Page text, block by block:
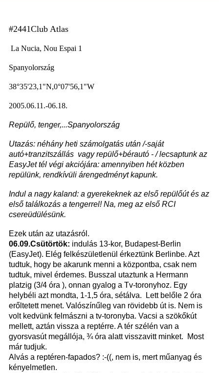
#2441Club Atlas
La Nucia, Nou Espai 1
Spanyolország
38°35'23,1"N,0°07'56,1"W
2005.06.11.-06.18.
Repülő, tenger,...Spanyolország
Utazás: néhány heti számolgatás után /-saját
autó+tranzitszállás vagy repülő+bérautó - / lecsaptunk az
EasyJet tél végi akciójára: amennyiben hét közben
repülünk, rendkívüli árengedményt kapunk.
Indul a nagy kaland: a gyerekeknek az első repülőút és az
első találkozás a tengerrel! Na, meg az első RCI
csereüdülésünk.
Ezek után az utazásról.
06.09.Csütörtök: indulás 13-kor, Budapest-Berlin
(EasyJet). Elég felkészületlenül érkeztünk Berlinbe. Azt
tudtuk, hogy be akarunk menni a központba, csak nem
tudtuk, mivel érdemes. Busszal utaztunk a Hermann
platzig (3/4 óra ), onnan gyalog a Tv-toronyhoz. Egy
helybéli azt mondta, 1-1,5 óra, sétálva. Lett belőle 2 óra
erőltetett menet. Valószínűleg van rövidebb út is. Nem is
volt kedvünk felmászni a tv-toronyba. Vacsi a szökőkút
mellett, aztán vissza a reptérre. A tér szélén van a
gyorsvasút megállója, ¾ óra alatt visszavitt minket. Most
már tudjuk.
Alvás a reptéren-fapados? :-((, nem is, mert műanyag és
kényelmetlen.